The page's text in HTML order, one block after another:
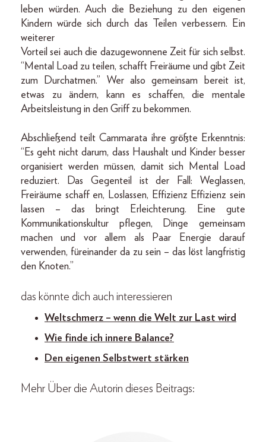
leben würden. Auch die Beziehung zu den eigenen
Kindern würde sich durch das Teilen verbessern. Ein
weiterer
Vorteil sei auch die dazugewonnene Zeit für sich selbst.
“Mental Load zu teilen, schafft Freiräume und gibt Zeit
zum Durchatmen.” Wer also gemeinsam bereit ist,
etwas zu ändern, kann es schaffen, die mentale
Arbeitsleistung in den Griff zu bekommen.
Abschließend teilt Cammarata ihre größte Erkenntnis:
“Es geht nicht darum, dass Haushalt und Kinder besser
organisiert werden müssen, damit sich Mental Load
reduziert. Das Gegenteil ist der Fall: Weglassen,
Freiräume schaff en, Loslassen, Effizienz Effizienz sein
lassen – das bringt Erleichterung. Eine gute
Kommunikationskultur pflegen, Dinge gemeinsam
machen und vor allem als Paar Energie darauf
verwenden, füreinander da zu sein – das löst langfristig
den Knoten.”
das könnte dich auch interessieren
Weltschmerz – wenn die Welt zur Last wird
Wie finde ich innere Balance?
Den eigenen Selbstwert stärken
Mehr Über die Autorin dieses Beitrags: